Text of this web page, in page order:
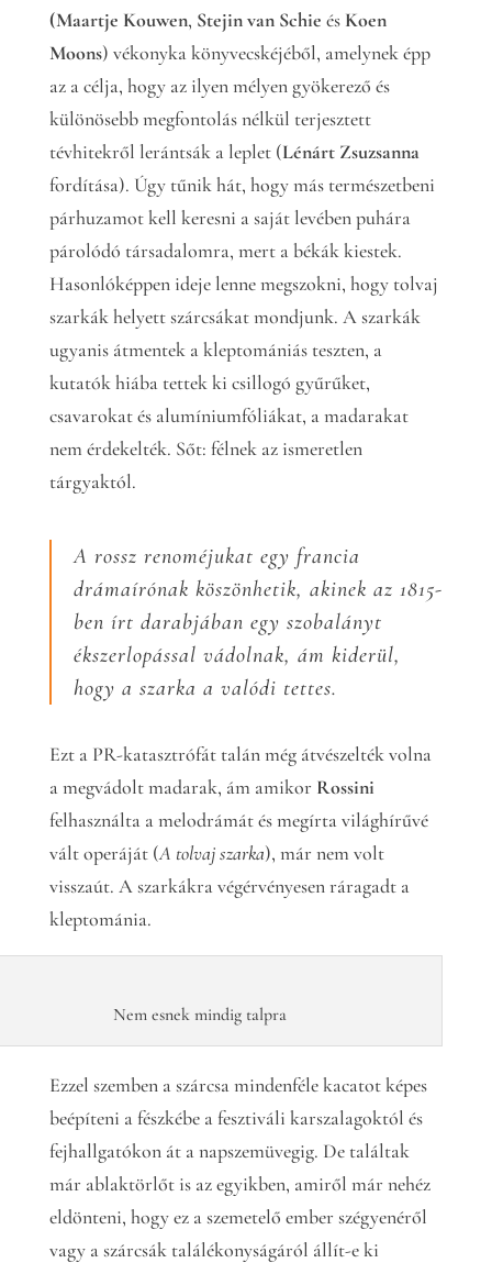
(Maartje Kouwen, Stejin van Schie és Koen
Moons) vékonyka könyvecskéjéből, amelynek épp
az a célja, hogy az ilyen mélyen gyökerező és
különösebb megfontolás nélkül terjesztett
tévhitekről lerántsák a leplet (Lénárt Zsuzsanna
fordítása). Úgy tűnik hát, hogy más természetbeni
párhuzamot kell keresni a saját levében puhára
párolódó társadalomra, mert a békák kiestek.
Hasonlóképpen ideje lenne megszokni, hogy tolvaj
szarkák helyett szárcsákat mondjunk. A szarkák
ugyanis átmentek a kleptomániás teszten, a
kutatók hiába tettek ki csillogó gyűrűket,
csavarokat és alumíniumfóliákat, a madarakat
nem érdekelték. Sőt: félnek az ismeretlen
tárgyaktól.
A rossz renoméjukat egy francia
drámaírónak köszönhetik, akinek az 1815-
ben írt darabjában egy szobalányt
ékszerlopással vádolnak, ám kiderül,
hogy a szarka a valódi tettes.
Ezt a PR-katasztrófát talán még átvészelték volna
a megvádolt madarak, ám amikor Rossini
felhasználta a melodrámát és megírta világhírűvé
vált operáját (A tolvaj szarka), már nem volt
visszaút. A szarkákra végérvényesen ráragadt a
kleptománia.
Nem esnek mindig talpra
Ezzel szemben a szárcsa mindenféle kacatot képes
beépíteni a fészkébe a fesztiváli karszalagoktól és
fejhallgatókon át a napszemüvegig. De találtak
már ablaktörlőt is az egyikben, amiről már nehéz
eldönteni, hogy ez a szemetelő ember szégyenéről
vagy a szárcsák találékonyságáról állít-e ki